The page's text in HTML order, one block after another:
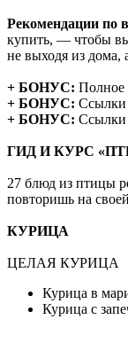
Рекомендации по
купить, — чтобы вы
не выходя из дома,
+ БОНУС: Полное
+ БОНУС: Ссылки
+ БОНУС: Ссылки
ГИД И КУРС
27 блюд из птицы
повторишь на
КУРИЦА
ЦЕЛАЯ КУРИЦА
Курица в
Курица с